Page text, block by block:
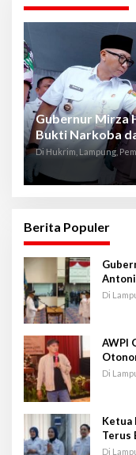
Gubernur Mirza
Bukti Narkoba
Lampung
Di Hukrim, Lampung,
Berita Populer
Wakil
Di
AWPI
Di
Ketua
Terus
Di